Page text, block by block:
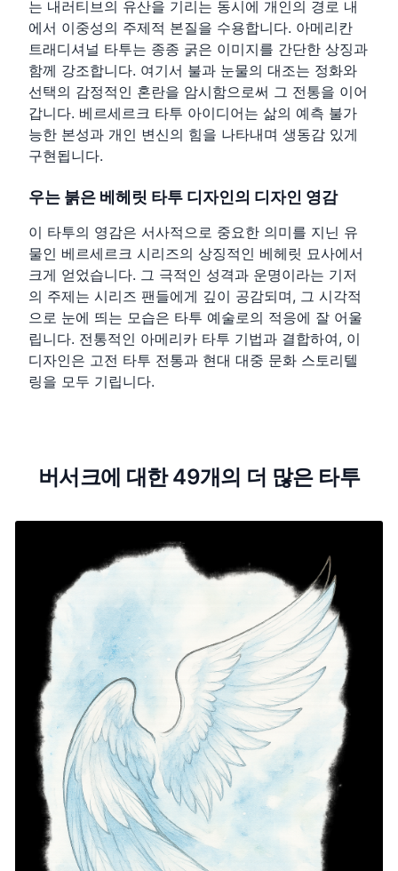
는 내러티브의 유산을 기리는 동시에 개인의 경로 내
에서 이중성의 주제적 본질을 수용합니다. 아메리칸
트래디셔널 타투는 종종 굵은 이미지를 간단한 상징과
함께 강조합니다. 여기서 불과 눈물의 대조는 정화와
선택의 감정적인 혼란을 암시함으로써 그 전통을 이어
갑니다. 베르세르크 타투 아이디어는 삶의 예측 불가
능한 본성과 개인 변신의 힘을 나타내며 생동감 있게
구현됩니다.
우는 붉은 베헤릿 타투 디자인의 디자인 영감
이 타투의 영감은 서사적으로 중요한 의미를 지닌 유
물인 베르세르크 시리즈의 상징적인 베헤릿 묘사에서
크게 얻었습니다. 그 극적인 성격과 운명이라는 기저
의 주제는 시리즈 팬들에게 깊이 공감되며, 그 시각적
으로 눈에 띄는 모습은 타투 예술로의 적응에 잘 어울
립니다. 전통적인 아메리카 타투 기법과 결합하여, 이
디자인은 고전 타투 전통과 현대 대중 문화 스토리텔
링을 모두 기립니다.
버서크에 대한 49개의 더 많은 타투